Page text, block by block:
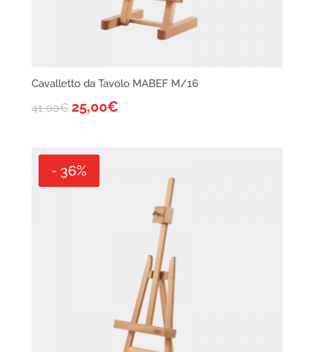
Cavalletto da Tavolo MABEF M/16
41,00€ 25,00€
- 36%